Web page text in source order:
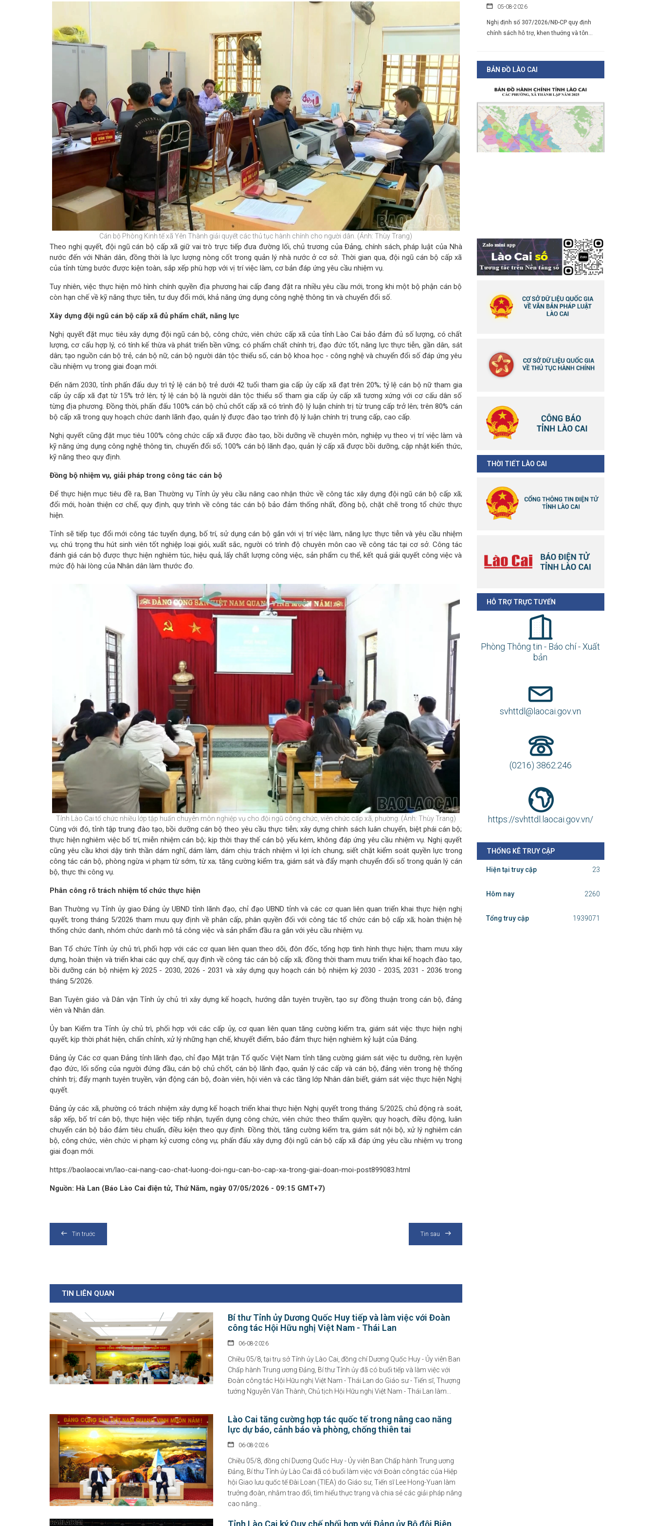
Cán bộ Phòng Kinh tế xã Yên Thành giải quyết các thủ tục hành chính cho người dân. (Ảnh: Thùy Trang)
Theo nghị quyết, đội ngũ cán bộ cấp xã giữ vai trò trực tiếp đưa đường lối, chủ trương của Đảng, chính sách, pháp luật của Nhà
nước đến với Nhân dân, đồng thời là lực lượng nòng cốt trong quản lý nhà nước ở cơ sở. Thời gian qua, đội ngũ cán bộ cấp xã
của tỉnh từng bước được kiện toàn, sắp xếp phù hợp với vị trí việc làm, cơ bản đáp ứng yêu cầu nhiệm vụ.
Tuy nhiên, việc thực hiện mô hình chính quyền địa phương hai cấp đang đặt ra nhiều yêu cầu mới, trong khi một bộ phận cán bộ
còn hạn chế về kỹ năng thực tiễn, tư duy đổi mới, khả năng ứng dụng công nghệ thông tin và chuyển đổi số.
Xây dựng đội ngũ cán bộ cấp xã đủ phẩm chất, năng lực
Nghị quyết đặt mục tiêu xây dựng đội ngũ cán bộ, công chức, viên chức cấp xã của tỉnh Lào Cai bảo đảm đủ số lượng, có chất
lượng, cơ cấu hợp lý, có tính kế thừa và phát triển bền vững; có phẩm chất chính trị, đạo đức tốt, năng lực thực tiễn, gần dân, sát
dân; tạo nguồn cán bộ trẻ, cán bộ nữ, cán bộ người dân tộc thiểu số, cán bộ khoa học - công nghệ và chuyển đổi số đáp ứng yêu
cầu nhiệm vụ trong giai đoạn mới.
Đến năm 2030, tỉnh phấn đấu duy trì tỷ lệ cán bộ trẻ dưới 42 tuổi tham gia cấp ủy cấp xã đạt trên 20%; tỷ lệ cán bộ nữ tham gia
cấp ủy cấp xã đạt từ 15% trở lên; tỷ lệ cán bộ là người dân tộc thiểu số tham gia cấp ủy cấp xã tương xứng với cơ cấu dân số
từng địa phương. Đồng thời, phấn đấu 100% cán bộ chủ chốt cấp xã có trình độ lý luận chính trị từ trung cấp trở lên; trên 80% cán
bộ cấp xã trong quy hoạch chức danh lãnh đạo, quản lý được đào tạo trình độ lý luận chính trị trung cấp, cao cấp.
Nghị quyết cũng đặt mục tiêu 100% công chức cấp xã được đào tạo, bồi dưỡng về chuyên môn, nghiệp vụ theo vị trí việc làm và
kỹ năng ứng dụng công nghệ thông tin, chuyển đổi số; 100% cán bộ lãnh đạo, quản lý cấp xã được bồi dưỡng, cập nhật kiến thức,
kỹ năng theo quy định.
Đồng bộ nhiệm vụ, giải pháp trong công tác cán bộ
Để thực hiện mục tiêu đề ra, Ban Thường vụ Tỉnh ủy yêu cầu nâng cao nhận thức về công tác xây dựng đội ngũ cán bộ cấp xã;
đổi mới, hoàn thiện cơ chế, quy định, quy trình về công tác cán bộ bảo đảm thống nhất, đồng bộ, chặt chẽ trong tổ chức thực
hiện.
Tỉnh sẽ tiếp tục đổi mới công tác tuyển dụng, bố trí, sử dụng cán bộ gắn với vị trí việc làm, năng lực thực tiễn và yêu cầu nhiệm
vụ; chú trọng thu hút sinh viên tốt nghiệp loại giỏi, xuất sắc, người có trình độ chuyên môn cao về công tác tại cơ sở. Công tác
đánh giá cán bộ được thực hiện nghiêm túc, hiệu quả, lấy chất lượng công việc, sản phẩm cụ thể, kết quả giải quyết công việc và
mức độ hài lòng của Nhân dân làm thước đo.
Tỉnh Lào Cai tổ chức nhiều lớp tập huấn chuyên môn nghiệp vụ cho đội ngũ công chức, viên chức cấp xã, phường. (Ảnh: Thùy Trang)
Cùng với đó, tỉnh tập trung đào tạo, bồi dưỡng cán bộ theo yêu cầu thực tiễn; xây dựng chính sách luân chuyển, biệt phái cán bộ;
thực hiện nghiêm việc bố trí, miễn nhiệm cán bộ; kịp thời thay thế cán bộ yếu kém, không đáp ứng yêu cầu nhiệm vụ. Nghị quyết
cũng yêu cầu khơi dậy tinh thần dám nghĩ, dám làm, dám chịu trách nhiệm vì lợi ích chung; siết chặt kiểm soát quyền lực trong
công tác cán bộ, phòng ngừa vi phạm từ sớm, từ xa; tăng cường kiểm tra, giám sát và đẩy mạnh chuyển đổi số trong quản lý cán
bộ, thực thi công vụ.
Phân công rõ trách nhiệm tổ chức thực hiện
Ban Thường vụ Tỉnh ủy giao Đảng ủy UBND tỉnh lãnh đạo, chỉ đạo UBND tỉnh và các cơ quan liên quan triển khai thực hiện nghị
quyết; trong tháng 5/2026 tham mưu quy định về phân cấp, phân quyền đối với công tác tổ chức cán bộ cấp xã; hoàn thiện hệ
thống chức danh, nhóm chức danh mô tả công việc và sản phẩm đầu ra gắn với yêu cầu nhiệm vụ.
Ban Tổ chức Tỉnh ủy chủ trì, phối hợp với các cơ quan liên quan theo dõi, đôn đốc, tổng hợp tình hình thực hiện; tham mưu xây
dựng, hoàn thiện và triển khai các quy chế, quy định về công tác cán bộ cấp xã; đồng thời tham mưu triển khai kế hoạch đào tạo,
bồi dưỡng cán bộ nhiệm kỳ 2025 - 2030, 2026 - 2031 và xây dựng quy hoạch cán bộ nhiệm kỳ 2030 - 2035, 2031 - 2036 trong
tháng 5/2026.
Ban Tuyên giáo và Dân vận Tỉnh ủy chủ trì xây dựng kế hoạch, hướng dẫn tuyên truyền, tạo sự đồng thuận trong cán bộ, đảng
viên và Nhân dân.
Ủy ban Kiểm tra Tỉnh ủy chủ trì, phối hợp với các cấp ủy, cơ quan liên quan tăng cường kiểm tra, giám sát việc thực hiện nghị
quyết; kịp thời phát hiện, chấn chỉnh, xử lý những hạn chế, khuyết điểm, bảo đảm thực hiện nghiêm kỷ luật của Đảng.
Đảng ủy Các cơ quan Đảng tỉnh lãnh đạo, chỉ đạo Mặt trận Tổ quốc Việt Nam tỉnh tăng cường giám sát việc tu dưỡng, rèn luyện
đạo đức, lối sống của người đứng đầu, cán bộ chủ chốt, cán bộ lãnh đạo, quản lý các cấp và cán bộ, đảng viên trong hệ thống
chính trị; đẩy mạnh tuyên truyền, vận động cán bộ, đoàn viên, hội viên và các tầng lớp Nhân dân biết, giám sát việc thực hiện Nghị
quyết.
Đảng ủy các xã, phường có trách nhiệm xây dựng kế hoạch triển khai thực hiện Nghị quyết trong tháng 5/2025; chủ động rà soát,
sắp xếp, bố trí cán bộ, thực hiện việc tiếp nhận, tuyển dụng công chức, viên chức theo thẩm quyền; quy hoạch, điều động, luân
chuyển cán bộ bảo đảm tiêu chuẩn, điều kiện theo quy định. Đồng thời, tăng cường kiểm tra, giám sát nội bộ, xử lý nghiêm cán
bộ, công chức, viên chức vi phạm kỷ cương công vụ; phấn đấu xây dựng đội ngũ cán bộ cấp xã đáp ứng yêu cầu nhiệm vụ trong
giai đoạn mới.
https://baolaocai.vn/lao-cai-nang-cao-chat-luong-doi-ngu-can-bo-cap-xa-trong-giai-doan-moi-post899083.html
Nguồn: Hà Lan (Báo Lào Cai điện tử, Thứ Năm, ngày 07/05/2026 - 09:15 GMT+7)
Tin trước Tin sau
TIN LIÊN QUAN
Bí thư Tỉnh ủy Dương Quốc Huy tiếp và làm việc với Đoàn
công tác Hội Hữu nghị Việt Nam - Thái Lan
06-08-2026
Chiều 05/8, tại trụ sở Tỉnh ủy Lào Cai, đồng chí Dương Quốc Huy - Ủy viên Ban
Chấp hành Trung ương Đảng, Bí thư Tỉnh ủy đã có buổi tiếp và làm việc với
Đoàn công tác Hội Hữu nghị Việt Nam - Thái Lan do Giáo sư - Tiến sĩ, Thượng
tướng Nguyễn Văn Thành, Chủ tịch Hội Hữu nghị Việt Nam - Thái Lan làm...
Lào Cai tăng cường hợp tác quốc tế trong nâng cao năng
lực dự báo, cảnh báo và phòng, chống thiên tai
06-08-2026
Chiều 05/8, đồng chí Dương Quốc Huy - Ủy viên Ban Chấp hành Trung ương
Đảng, Bí thư Tỉnh ủy Lào Cai đã có buổi làm việc với Đoàn công tác của Hiệp
hội Giao lưu quốc tế Đài Loan (TIEA) do Giáo sư, Tiến sĩ Lee Hong-Yuan làm
trưởng đoàn, nhằm trao đổi, tìm hiểu thực trạng và chia sẻ các giải pháp nâng
cao năng...
Tỉnh Lào Cai ký Quy chế phối hợp với Đảng ủy Bộ đội Biên
Hàng loạt quy định mới về tuyển
chức
Nghị định 300/2026/NĐ-CP vừa sửa đổi, bổ
sung nhiều quy định về tuyển...
BẢN ĐỒ LÀO CAI
THỜI TIẾT LÀO CAI
HỖ TRỢ TRỰC TUYẾN
Phòng Thông tin - Báo chí - Xuất
bản
svhttdl@laocai.gov.vn
(0216) 3862.246
https://svhttdl.laocai.gov.vn/
THỐNG KÊ TRUY CẬP
Hiện tại truy cập 23
Hôm nay 2260
Tổng truy cập 1939071